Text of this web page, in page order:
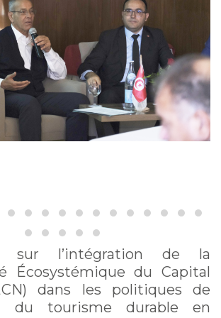
Tunisie
sur l’intégration de la
Écosystémique du Capital
dans les politiques de
du tourisme durable en